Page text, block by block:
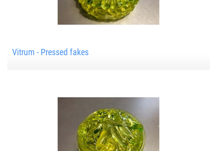
Vitrum - Pressed fakes